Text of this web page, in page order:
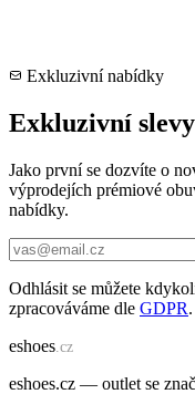
Exkluzivní nabídky
Exkluzivní
Jako první se dozvíte o
výprodejích prémiové
nabídky.
Odhlásit se můžete
zpracováváme dle GDPR.
eshoes .cz
eshoes.cz — outlet se